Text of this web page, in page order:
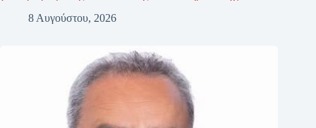
8 Αυγούστου, 2026